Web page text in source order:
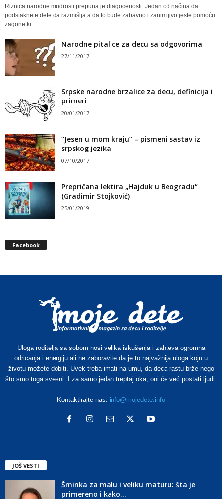
Riznica narodne mudrosti prepuna je dragocenosti. Jedan od načina da
podstaknete dete da razmišlja a da to bude zabavno i zanimljivo jeste pomoću
zagonetki....
Narodne pitalice za decu sa odgovorima
27/11/2017
Srpske narodne brzalice za decu, definicija i
primeri
20/01/2017
“Jesen u mom kraju” – pismeni sastav iz
srpskog jezika
07/10/2017
Prepričana lektira „Hajduk u Beogradu“
(Gradimir Stojković)
25/01/2019
Facebook
Uloga roditelja sa sobom nosi velika iskušenja i zahteva ogromna
odricanja i energiju ali ne zaboravite da je to najvažnija uloga koju u
životu možete dobiti. Uvek treba imati na umu, da deca rastu brže nego
što smo toga svesni. I za samo jedan treptaj oka, oni će već postati ljudi.
Kontaktirajte nas: info@mojedete.info
JOŠ VESTI
Šminka za malu i veliku maturu: šta je
primereno i kako...